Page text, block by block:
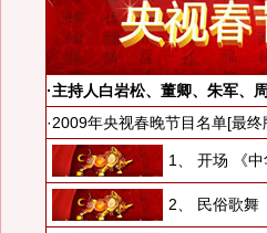
·主持人白岩松、董卿、朱军、
·2009年央视春晚节目名单[最终
1、 开场 《中
2、 民俗歌舞